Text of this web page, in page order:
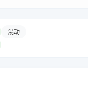
混动